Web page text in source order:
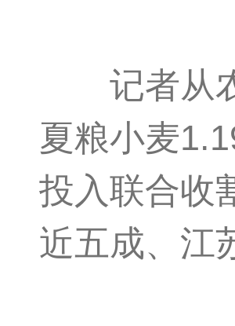
记者从农
夏粮小麦
投入联合收
近五成、江